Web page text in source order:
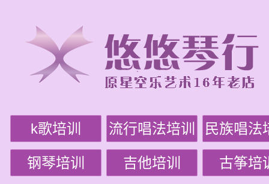
k歌培训 流行唱法培训 民族唱法
钢琴培训 吉他培训 古筝培